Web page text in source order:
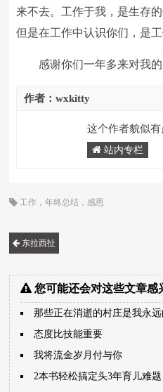
来不去。工作于我，是生存
但是在工作中认识你们，是
感谢你们一年多来对我
作者：wxkitty
这个作者貌似有
站内专栏
工作 ，年终总结 ， 感恩
东拉西扯
您可能还会对这些文章感
那些正在消逝的村庄是我永
态度比技能重要
我将流金岁月付与你
2本书轻松搞定头3年育儿难题